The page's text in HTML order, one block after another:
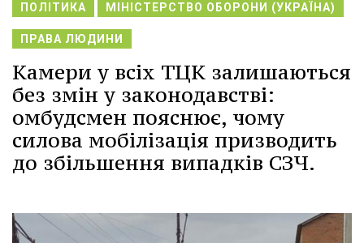
ПОЛІТИКА МІНІСТЕРСТВО ОБОРОНИ (УКРАЇНА)
ПРАВА ЛЮДИНИ
Камери у всіх ТЦК залишаються
без змін у законодавстві:
омбудсмен пояснює, чому
силова мобілізація призводить
до збільшення випадків СЗЧ.